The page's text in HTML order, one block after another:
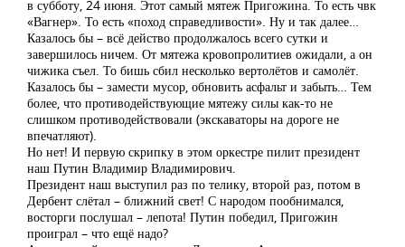
в субботу, 24 июня. Этот самый мятеж Пригожина. То есть чвк
«Вагнер». То есть «поход справедливости». Ну и так далее…
Казалось бы – всё действо продолжалось всего сутки и
завершилось ничем. От мятежа кровопролитиев ожидали, а он
чижика съел. То бишь сбил несколько вертолётов и самолёт.
Казалось бы – замести мусор, обновить асфальт и забыть… Тем
более, что противодействующие мятежу силы как-то не
слишком противодействовали (экскаваторы на дороге не
впечатляют).
Но нет! И первую скрипку в этом оркестре пилит президент
наш Путин Владимир Владимирович.
Президент наш выступил раз по телику, второй раз, потом в
Дербент слётал – ближний свет! С народом пообнимался,
восторги послушал – лепота! Путин победил, Пригожин
проиграл – что ещё надо?